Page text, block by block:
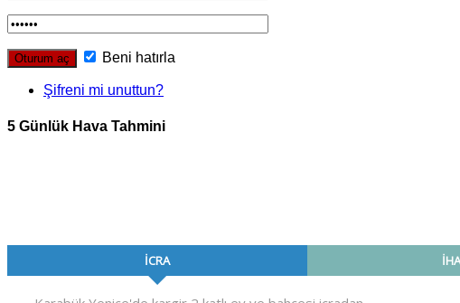
Beni hatırla
Şifreni mi unuttun?
5 Günlük Hava Tahmini